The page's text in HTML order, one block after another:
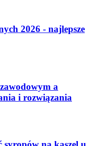
2026 - najlepsze
a
i rozwiązania